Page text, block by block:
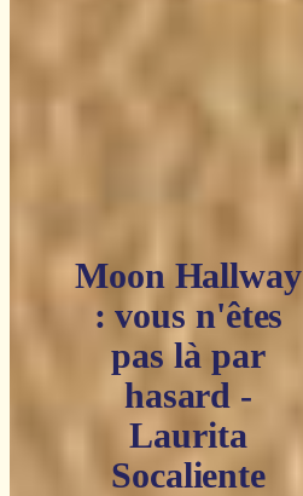
Moon Hallway
: vous n'êtes
pas là par
hasard -
Laurita
Socaliente